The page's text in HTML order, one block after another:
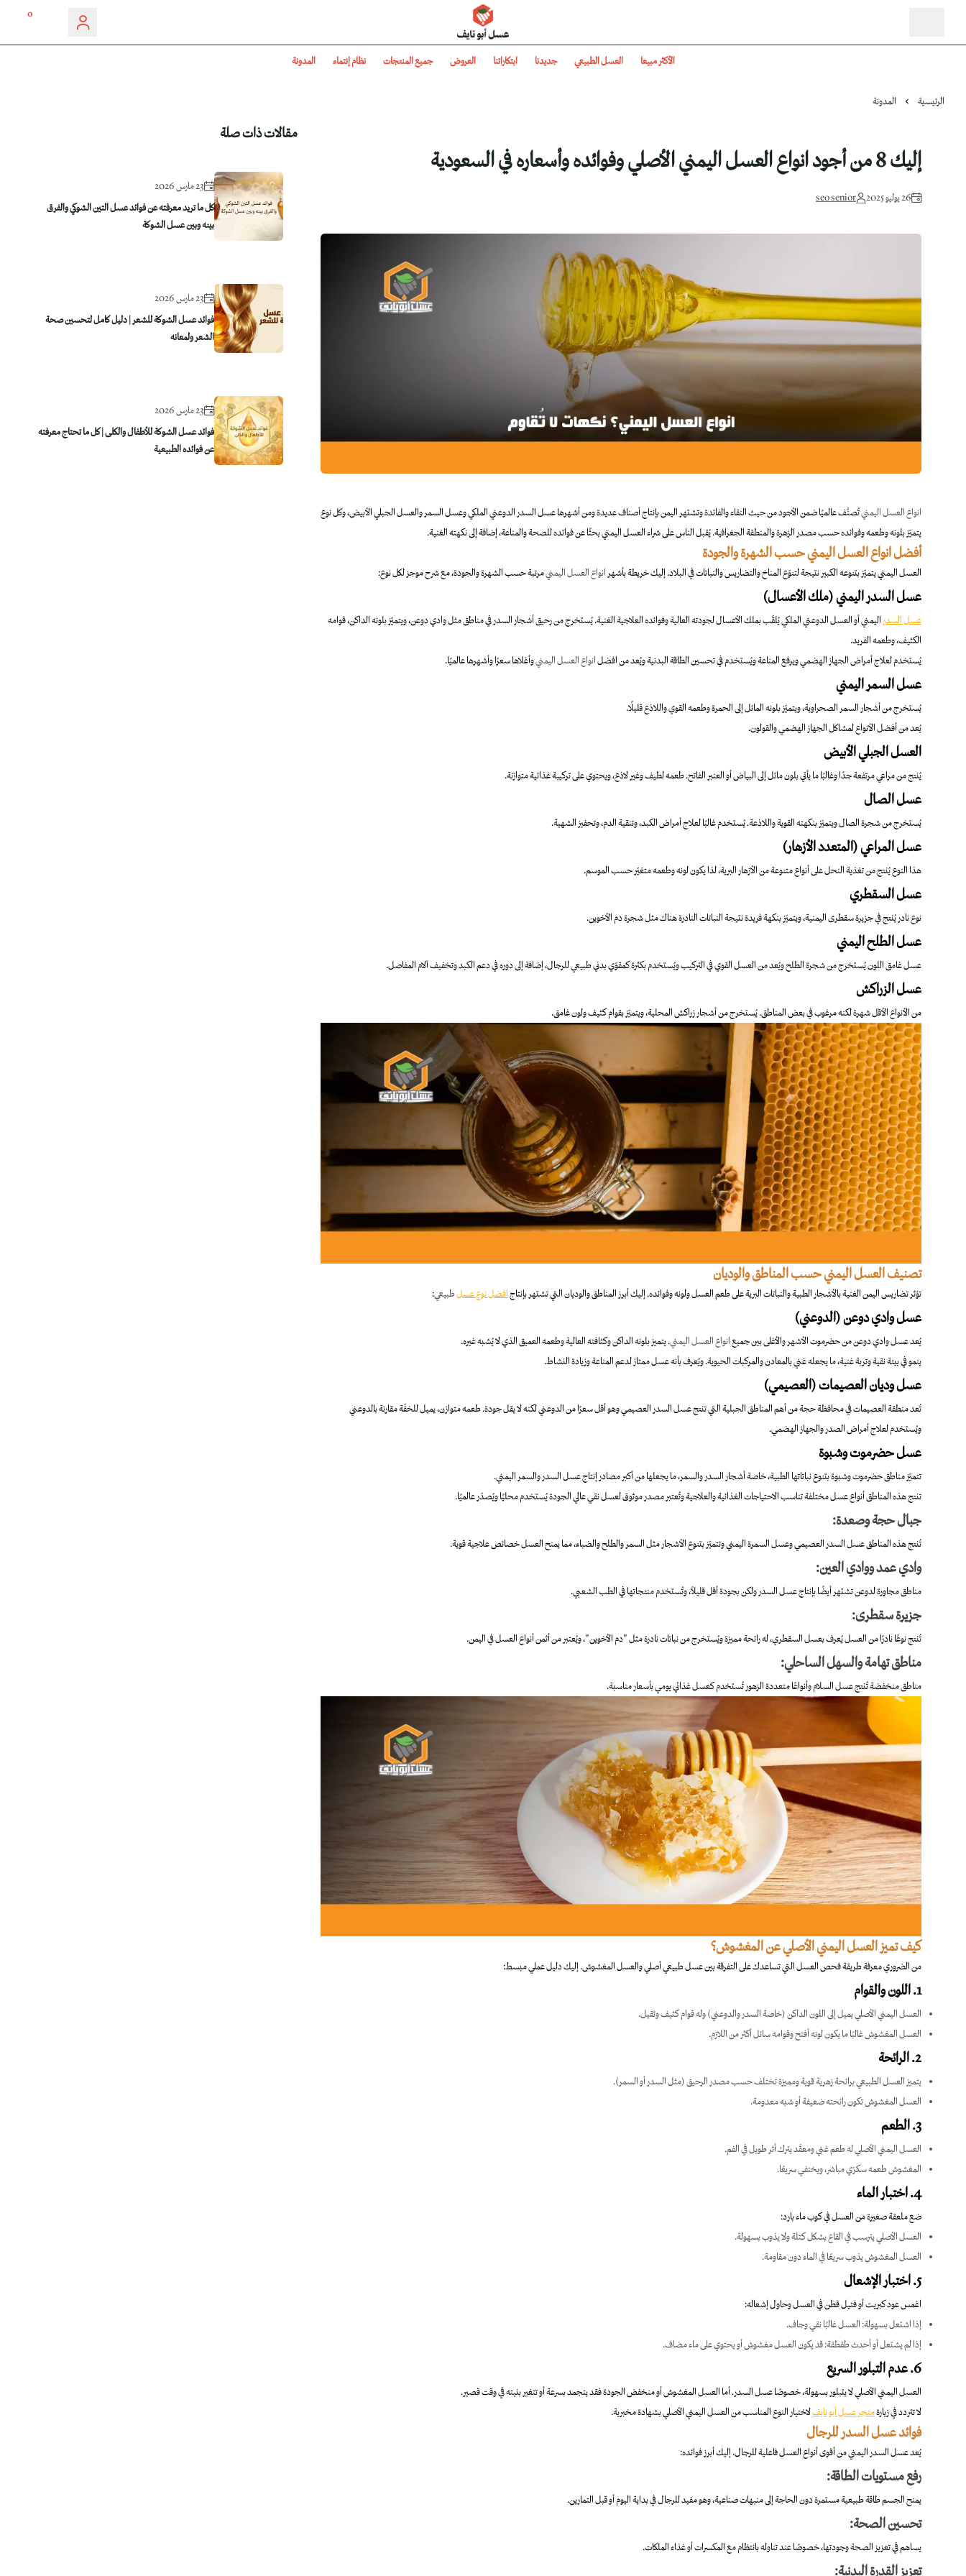
عسل أبو نايف
0
الأكثر مبيعا العسل الطبيعي جديدنا ابتكاراتنا العروض جميع المنتجات نظام إنتماء المدونة
الرئيسية المدونة
إليك 8 من أجود انواع العسل اليمني الأصلي وفوائده وأسعاره في السعودية
26 يوليو 2025 seo senior
انواع العسل اليمنيتُصنَّف عالميًا ضمن الأجود من حيث النقاء والفائدة وتشتهر اليمن بإنتاج أصناف عديدة ومن أشهرها عسل السدر الدوعني الملكي وعسل السمر والعسل الجبلي الأبيض، وكل نوع
يتميّز بلونه وطعمه وفوائده حسب مصدر الزهرة والمنطقة الجغرافية. يُقبل الناس على شراء العسل اليمني بحثًا عن فوائده للصحة والمناعة، إضافة إلى نكهته الغنية.
أفضل انواع العسل اليمني حسب الشهرة والجودة
العسل اليمني يتميّز بتنوعه الكبير نتيجة لتنوّع المناخ والتضاريس والنباتات في البلاد. إليك خريطة بأشهر انواع العسل اليمنيمرتبة حسب الشهرة والجودة، مع شرح موجز لكل نوع:
عسل السدر اليمني (ملك الأعسال)
عسل السدر اليمني أو العسل الدوعني الملكي يُلقّب بملك الأعسال لجودته العالية وفوائده العلاجية الغنية. يُستخرج من رحيق أشجار السدر في مناطق مثل وادي دوعن، ويتميّز بلونه الداكن، قوامه
الكثيف، وطعمه الفريد.
يُستخدم لعلاج أمراض الجهاز الهضمي ويرفع المناعة ويُستخدم في تحسين الطاقة البدنية ويُعد من افضلانواع العسل اليمنيوأغلاها سعرًا وأشهرها عالميًا.
عسل السمر اليمني
يُستخرج من أشجار السمر الصحراوية، ويتميّز بلونه المائل إلى الحمرة وطعمه القوي واللاذع قليلًا.
يُعد من أفضل الأنواع لمشاكل الجهاز الهضمي والقولون.
العسل الجبلي الأبيض
يُنتج من مراعي مرتفعة جدًا وغالبًا ما يأتي بلون مائل إلى البياض أو العنبر الفاتح. طعمه لطيف وغير لاذع، ويحتوي على تركيبة غذائية متوازنة.
عسل الصال
يُستخرج من شجرة الصال ويتميّز بنكهته القوية واللاذعة. يُستخدم غالبًا لعلاج أمراض الكبد، وتنقية الدم، وتحفيز الشهية.
عسل المراعي (المتعدد الأزهار)
هذا النوع يُنتج من تغذية النحل على أنواع متنوعة من الأزهار البرية، لذا يكون لونه وطعمه متغيّر حسب الموسم.
عسل السقطري
نوع نادر يُنتج في جزيرة سقطرى اليمنية، ويتميّز بنكهة فريدة نتيجة النباتات النادرة هناك مثل شجرة دم الأخوين.
عسل الطلح اليمني
عسل غامق اللون يُستخرج من شجرة الطلح ويُعد من العسل القوي في التركيب ويُستخدم بكثرة كمقوّي بدني طبيعي للرجال، إضافة إلى دوره في دعم الكبد وتخفيف آلام المفاصل.
عسل الزراكش
من الأنواع الأقل شهرة لكنه مرغوب في بعض المناطق. يُستخرج من أشجار زراكش المحلية، ويتميّز بقوام كثيف ولون غامق.
تصنيف العسل اليمني حسب المناطق والوديان
تؤثر تضاريس اليمن الغنية بالأشجار الطبية والنباتات البرية على طعم العسل ولونه وفوائده. إليك أبرز المناطق والوديان التي تشتهر بإنتاجافضل نوع عسلطبيعي:
عسل وادي دوعن (الدوعني)
يُعد عسل وادي دوعن من حضرموت الأشهر والأغلى بين جميع انواع العسل اليمني. يتميز بلونه الداكن وكثافته العالية وطعمه العميق الذي لا يُشبه غيره.
ينمو في بيئة نقية وتربة غنية، ما يجعله غني بالمعادن والمركبات الحيوية. ويُعرف بأنه عسل ممتاز لدعم المناعة وزيادة النشاط.
عسل وديان العصيمات (العصيمي)
تُعد منطقة العصيمات في محافظة حجة من أهم المناطق الجبلية التي تنتج عسل السدر العصيمي وهو أقل سعرًا من الدوعني لكنه لا يقل جودة. طعمه متوازن، يميل للخفّة مقارنة بالدوعني
ويُستخدم لعلاج أمراض الصدر والجهاز الهضمي.
عسل حضرموت وشبوة
تتميّز مناطق حضرموت وشبوة بتنوع نباتاتها الطبية، خاصة أشجار السدر والسمر، ما يجعلها من أكبر مصادر إنتاج عسل السدر والسمر اليمني.
تنتج هذه المناطق أنواع عسل مختلفة تناسب الاحتياجات الغذائية والعلاجية وتُعتبر مصدر موثوق لعسل نقي عالي الجودة يُستخدم محليًا ويُصدّر عالميًا.
جبال حجة وصعدة:
تُنتج هذه المناطق عسل السدر العصيمي وعسل السمرة اليمني وتتميّز بتنوع الأشجار مثل السمر والطلح والضباء، مما يمنح العسل خصائص علاجية قوية.
وادي عمد ووادي العين:
مناطق مجاورة لدوعن تشتهر أيضًا بإنتاج عسل السدر ولكن بجودة أقل قليلاً، وتُستخدم منتجاتها في الطب الشعبي.
جزيرة سقطرى:
تُنتج نوعًا نادرًا من العسل يُعرف بعسل السقطري، له رائحة مميزة ويُستخرج من نباتات نادرة مثل "دم الأخوين"، ويُعتبر من أثمن أنواع العسل في اليمن.
مناطق تهامة والسهل الساحلي:
مناطق منخفضة تُنتج عسل السلام وأنواعًا متعددة الزهور تُستخدم كعسل غذائي يومي بأسعار مناسبة.
كيف تميز العسل اليمني الأصلي عن المغشوش؟
من الضروري معرفة طريقة فحص العسل التي تساعدك على التفرقة بين عسل طبيعي أصلي والعسل المغشوش. إليك دليل عملي مبسط:
1. اللون والقوام
العسل اليمني الأصلي يميل إلى اللون الداكن (خاصة السدر والدوعني) وله قوام كثيف وثقيل.
العسل المغشوش غالبًا ما يكون لونه أفتح وقوامه سائل أكثر من اللازم.
2. الرائحة
يتميز العسل الطبيعي برائحة زهرية قوية ومميزة تختلف حسب مصدر الرحيق (مثل السدر أو السمر).
العسل المغشوش تكون رائحته ضعيفة أو شبه معدومة.
3. الطعم
العسل اليمني الأصلي له طعم غني ومعقّد يترك أثر طويل في الفم.
المغشوش طعمه سكرّي مباشر، ويختفي سريعًا.
4. اختبار الماء
ضع ملعقة صغيرة من العسل في كوب ماء بارد:
العسل الأصلي يترسب في القاع بشكل كتلة ولا يذوب بسهولة.
العسل المغشوش يذوب سريعًا في الماء دون مقاومة.
5. اختبار الإشعال
اغمس عود كبريت أو فتيل قطن في العسل وحاول إشعاله:
إذا اشتعل بسهولة: العسل غالبًا نقي وجاف.
إذا لم يشتعل أو أحدث طقطقة: قد يكون العسل مغشوش أو يحتوي على ماء مضاف.
6. عدم التبلور السريع
العسل اليمني الأصلي لا يتبلور بسهولة، خصوصًا عسل السدر. أما العسل المغشوش أو منخفض الجودة فقد يتجمد بسرعة أو تتغير بنيته في وقت قصير.
لا تتردد في زيارةمتجر عسل أبو نايفلاختيار النوع المناسب من العسل اليمني الأصلي بشهادة مخبرية.
فوائد عسل السدر للرجال
يُعد عسل السدر اليمني من أقوى أنواع العسل فاعلية للرجال. إليك أبرز فوائده:
رفع مستويات الطاقة:
يمنح الجسم طاقة طبيعية مستمرة دون الحاجة إلى منبهات صناعية، وهو مفيد للرجال في بداية اليوم أو قبل التمارين.
تحسين الصحة:
يساهم في تعزيز الصحة وجودتها، خصوصًا عند تناوله بانتظام مع المكسرات أو غذاء الملكات.
تعزيز القدرة البدنية:
مقالات ذات صلة
23 مارس 2026
كل ما تريد معرفته عن فوائد عسل التين الشوكي والفرق
بينه وبين عسل الشوكة
23 مارس 2026
فوائد عسل الشوكة للشعر | دليل كامل لتحسين صحة
الشعر ولمعانه
23 مارس 2026
فوائد عسل الشوكة للأطفال والكلى | كل ما تحتاج معرفته
عن فوائده الطبيعية